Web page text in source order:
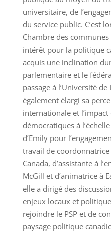
universitaire, de
du service public. C’est
Chambre des
intérêt pour la politique
acquis une inclination
parlementaire et le
passage à l’Université
également élargi sa
internationale et
démocratiques à
d’Emily pour
travail de coordonnatrice
Canada, d’assistante à
McGill et d’animatrice à
elle a dirigé des
enjeux locaux et
rejoindre le PSP et de
paysage politique